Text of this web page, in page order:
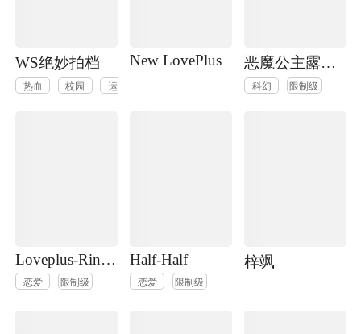
WS绝妙拍档
热血 校园 运动
New LovePlus 恶魔公主露茜娅
科幻 限制级
Loveplus-Rinko Days
恋爱 限制级
Half-Half
恋爱 限制级
梓飒